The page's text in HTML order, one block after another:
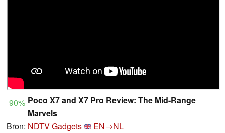
90% Poco X7 and X7 Pro Review: The Mid-Range
Marvels
Bron: NDTV Gadgets
EN→NL